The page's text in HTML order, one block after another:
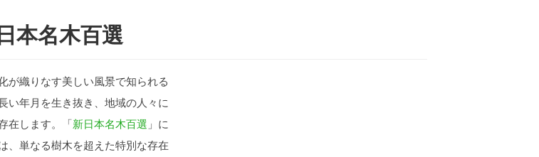
本名木百選
が織りなす美しい風景で知られる
い年月を生き抜き、地域の人々に
在します。「新日本名木百選 」に
、単なる樹木を超えた特別な存在